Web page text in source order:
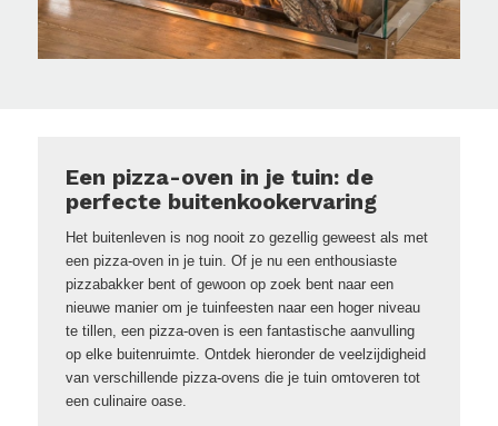
Een pizza-oven in je tuin: de
perfecte buitenkookervaring
Het buitenleven is nog nooit zo gezellig geweest als met
een pizza-oven in je tuin. Of je nu een enthousiaste
pizzabakker bent of gewoon op zoek bent naar een
nieuwe manier om je tuinfeesten naar een hoger niveau
te tillen, een pizza-oven is een fantastische aanvulling
op elke buitenruimte. Ontdek hieronder de veelzijdigheid
van verschillende pizza-ovens die je tuin omtoveren tot
een culinaire oase.